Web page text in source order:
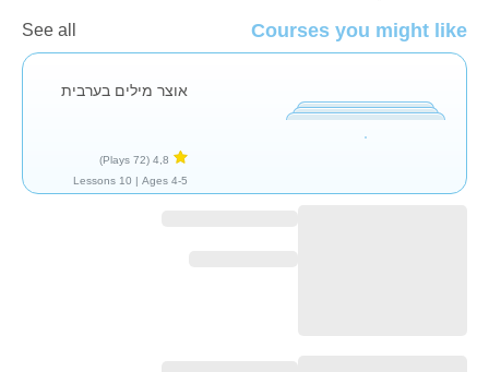
Courses you might like
See all
אוצר מילים בערבית
4,8
(72 Plays)
Ages 4-5 |
10 Lessons